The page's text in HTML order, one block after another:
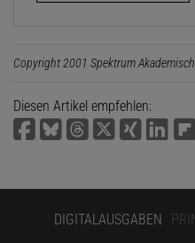
Copyright 2001 Spektrum
Diesen Artikel empfehlen:
DIGITALAUSGABEN